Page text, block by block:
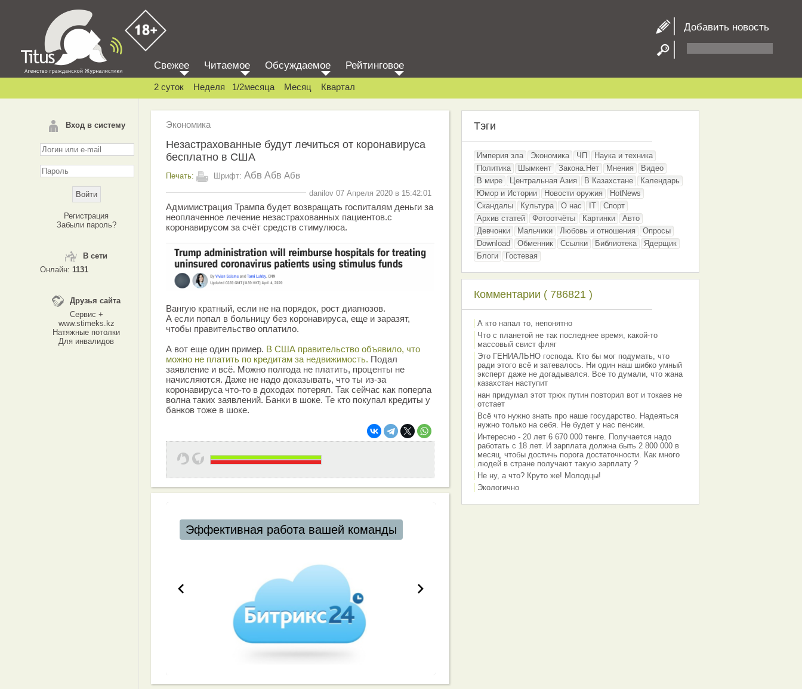
Добавить новость
Вход в систему
Регистрация
Забыли пароль?
В сети
Онлайн: 1131
Друзья сайта
Сервис +
www.stimeks.kz
Натяжные потолки
Для инвалидов
Свежее Читаемое Обсуждаемое Рейтинговое
2 суток Неделя 1/2месяца Месяц Квартал
Экономика
Hезастрахованные будут лечиться от коронавируса
бесплатно в США
Печать: Шрифт: Абв Абв Абв
danilov 07 Апреля 2020 в 15:42:01
Адмимистрация Трампа будет возвращать госпиталям деньги за
неоплаченное лечение незастрахованных пациентов.с
коронавирусом за счёт средств стимулюса.
Вангую кратный, если не на порядок, рост диагнозов.
А если попал в больницу без коронавируса, еще и заразят,
чтобы правительство оплатило.
А вот еще один пример. В США правительство объявило, что
можно не платить по кредитам за недвижимость. Подал
заявление и всё. Можно полгода не платить, проценты не
начисляются. Даже не надо доказывать, что ты из-за
коронавируса что-то в доходах потерял. Так сейчас как поперла
волна таких заявлений. Банки в шоке. Те кто покупал кредиты у
банков тоже в шоке.
Эффективная работа вашей команды
Тэги
Империя зла Экономика ЧП
Наука и техника
Политика
Шымкент Закона.Нет Мнения
Видео
В мире
Центральная Азия В Казахстане
Календарь
Юмор и Истории
Новости оружия
HotNews
Скандалы
Культура О нас IT
Спорт
Архив статей
Фотоотчёты Картинки
Авто
Девчонки
Мальчики Любовь и отношения
Опросы
Download
Обменник Ссылки Библиотека
Ядерщик
Блоги
Гостевая
Комментарии ( 786821 )
А кто напал то, непонятно
Что с планетой не так последнее время, какой-то
массовый свист фляг
Это ГЕНИАЛЬНО господа. Кто бы мог подумать, что
ради этого всё и затевалось. Ни один наш шибко умный
эксперт даже не догадывался. Все то думали, что жана
казахстан наступит
нан придумал этот трюк путин повторил вот и токаев не
отстает
Всё что нужно знать про наше государство. Надеяться
нужно только на себя. Не будет у нас пенсии.
Интересно - 20 лет 6 670 000 тенге. Получается надо
работать с 18 лет. И зарплата должна быть 2 800 000 в
месяц, чтобы достичь порога достаточности. Как много
людей в стране получают такую зарплату ?
Не ну, а что? Круто же! Молодцы!
Экологично